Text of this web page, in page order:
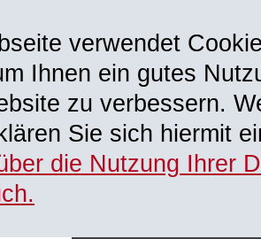
verwendet
Ihnen ein gutes
zu verbessern.
Sie sich hiermit
die Nutzung Ihrer